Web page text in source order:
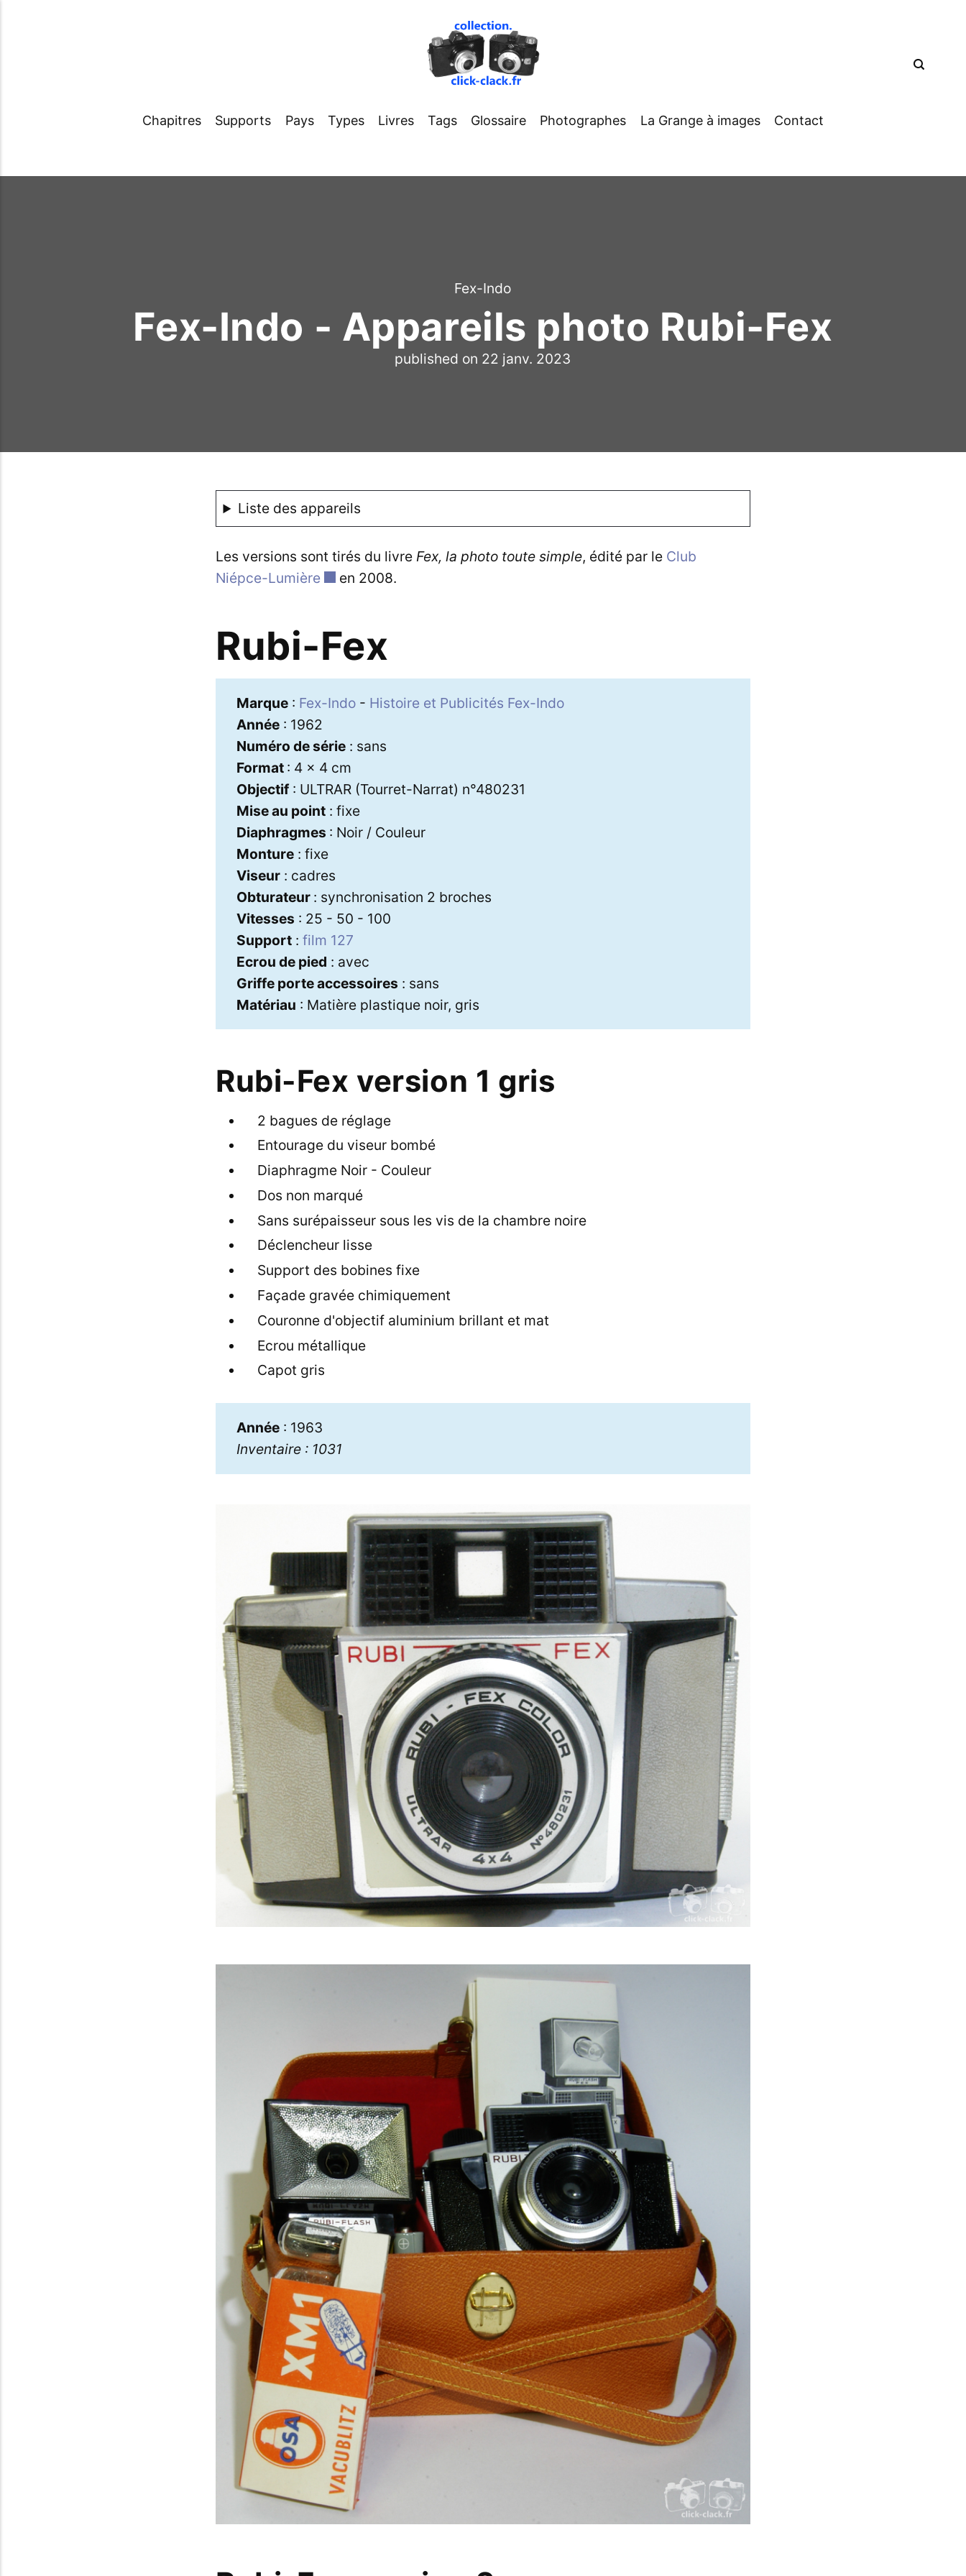
Chapitres Supports Pays Types Livres Tags Glossaire Photographes La Grange à images Contact
Fex-Indo
Fex-Indo - Appareils photo Rubi-Fex
published on 22 janv. 2023
Liste des appareils
Les versions sont tirés du livre Fex, la photo toute simple, édité par le Club
Niépce-Lumière
en 2008.
Rubi-Fex
Marque: Fex-Indo- Histoire et Publicités Fex-Indo
Année: 1962
Numéro de série: sans
Format : 4 x 4 cm
Objectif: ULTRAR (Tourret-Narrat) n°480231
Mise au point: fixe
Diaphragmes : Noir / Couleur
Monture: fixe
Viseur: cadres
Obturateur : synchronisation 2 broches
Vitesses : 25 - 50 - 100
Support: film 127
Ecrou de pied : avec
Griffe porte accessoires : sans
Matériau : Matière plastique noir, gris
Rubi-Fex version 1 gris
2 bagues de réglage
Entourage du viseur bombé
Diaphragme Noir - Couleur
Dos non marqué
Sans surépaisseur sous les vis de la chambre noire
Déclencheur lisse
Support des bobines fixe
Façade gravée chimiquement
Couronne d'objectif aluminium brillant et mat
Ecrou métallique
Capot gris
Année: 1963
Inventaire : 1031